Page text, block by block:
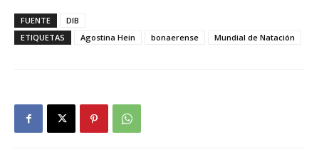
FUENTE
DIB
ETIQUETAS
Agostina Hein bonaerense Mundial de Natación